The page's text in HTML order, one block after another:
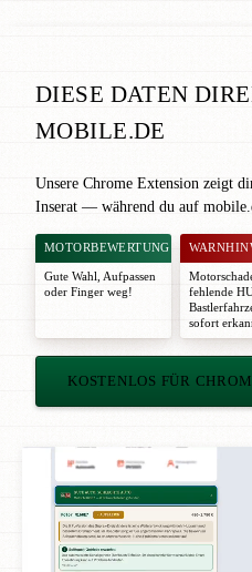
DIESE DATEN
MOBILE.DE
Unsere Chrome Extension zeigt
Inserat — während du auf
MOTORBEWERTUNG
Gute Wahl
Aufpassen
oder Finger weg!
fehlende
sofort
KOSTENLOS FÜR